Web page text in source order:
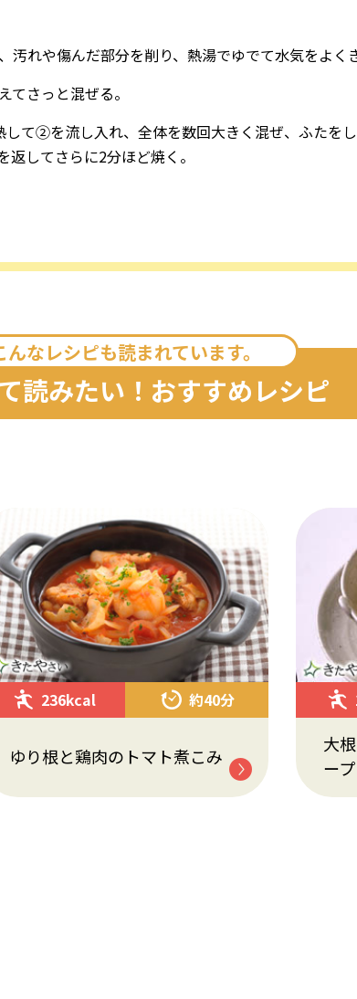
汚れや傷んだ部分を削り、熱湯でゆでて水気をよく
さっと混ぜる。
て②を流し入れ、全体を数回大きく混ぜ、ふたをし
してさらに2分ほど焼く。
んなレシピも読まれています。
読みたい！おすすめレシピ
236kcal 約40分
ゆり根と鶏肉のトマト煮こみ
大
ープ